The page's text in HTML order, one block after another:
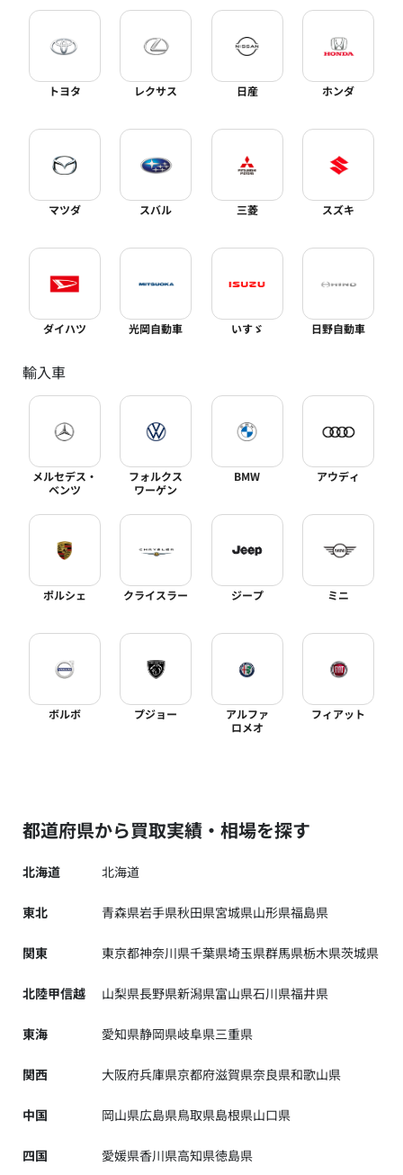
トヨタ レクサス 日産 ホンダ
マツダ スバル 三菱 スズキ
ダイハツ 光岡自動車 いすゞ 日野自動車
輸入車
メルセデス・
ベンツ
フォルクス
ワーゲン
BMW アウディ
ポルシェ クライスラー ジープ ミニ
ボルボ プジョー
アルファ
ロメオ
フィアット
都道府県から買取実績・相場を探す
北海道 北海道
東北 青森県岩手県秋田県宮城県山形県福島県
関東 東京都神奈川県千葉県埼玉県群馬県栃木県茨城県
北陸甲信越 山梨県長野県新潟県富山県石川県福井県
東海 愛知県静岡県岐阜県三重県
関西 大阪府兵庫県京都府滋賀県奈良県和歌山県
中国 岡山県広島県鳥取県島根県山口県
四国 愛媛県香川県高知県徳島県